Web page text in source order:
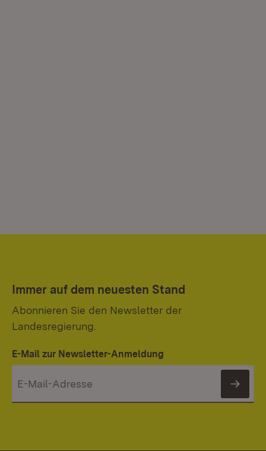
Immer auf dem neuesten Stand
Abonnieren Sie den Newsletter der
Landesregierung.
E-Mail zur Newsletter-Anmeldung